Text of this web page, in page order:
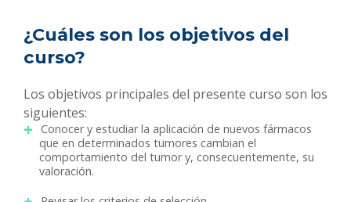
¿Cuáles son los objetivos del
curso?
Los objetivos principales del presente curso son los
siguientes:
Conocer y estudiar la aplicación de nuevos fármacos
que en determinados tumores cambian el
comportamiento del tumor y, consecuentemente, su
valoración.